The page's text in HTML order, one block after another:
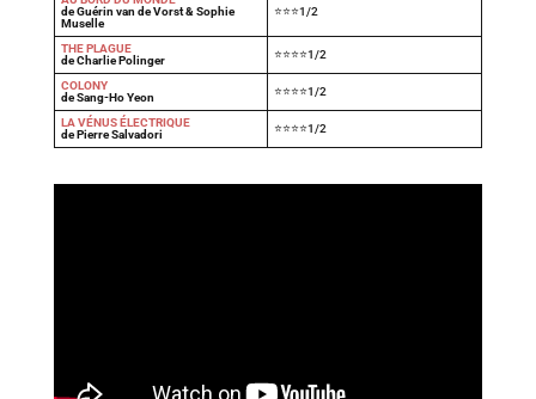
de Guérin van de Vorst & Sophie
Muselle
⭐⭐⭐1/2
THE PLAGUE
de Charlie Polinger
⭐⭐⭐⭐1/2
COLONY
de Sang-Ho Yeon
⭐⭐⭐⭐1/2
LA VÉNUS ÉLECTRIQUE
de Pierre Salvadori
⭐⭐⭐⭐1/2